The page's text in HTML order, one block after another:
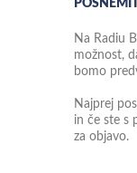
Na Radiu
možnost,
bomo
Najprej
in če ste s
za objavo.